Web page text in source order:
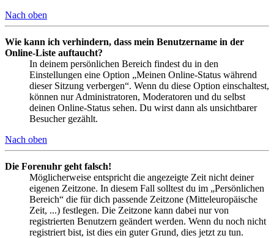
Nach oben
Wie kann ich verhindern, dass mein Benutzername in der
Online-Liste auftaucht?
In deinem persönlichen Bereich findest du in den
Einstellungen eine Option „Meinen Online-Status während
dieser Sitzung verbergen“. Wenn du diese Option einschaltest,
können nur Administratoren, Moderatoren und du selbst
deinen Online-Status sehen. Du wirst dann als unsichtbarer
Besucher gezählt.
Nach oben
Die Forenuhr geht falsch!
Möglicherweise entspricht die angezeigte Zeit nicht deiner
eigenen Zeitzone. In diesem Fall solltest du im „Persönlichen
Bereich“ die für dich passende Zeitzone (Mitteleuropäische
Zeit, ...) festlegen. Die Zeitzone kann dabei nur von
registrierten Benutzern geändert werden. Wenn du noch nicht
registriert bist, ist dies ein guter Grund, dies jetzt zu tun.